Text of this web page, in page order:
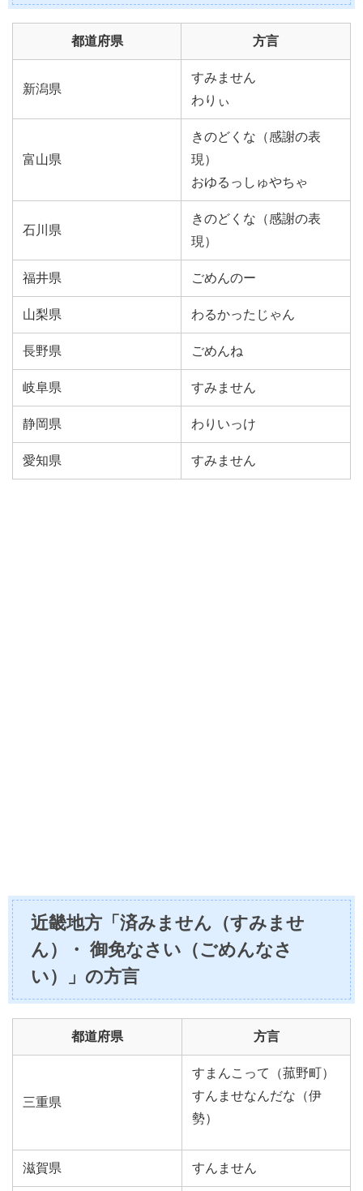
都道府県 方言
新潟県
すみません
わりぃ
富山県
きのどくな（感謝の表
現）
おゆるっしゅやちゃ
石川県
きのどくな（感謝の表
現）
福井県 ごめんのー
山梨県 わるかったじゃん
長野県 ごめんね
岐阜県 すみません
静岡県 わりいっけ
愛知県 すみません
近畿地方「済みません（すみませ
ん）・ 御免なさい（ごめんなさ
い）」の方言
都道府県 方言
三重県
すまんこって（菰野町）
すんませなんだな（伊
勢）
滋賀県 すんません